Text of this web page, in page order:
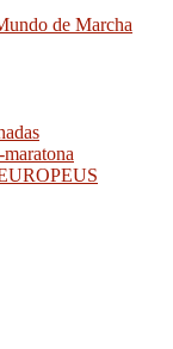
de Marcha